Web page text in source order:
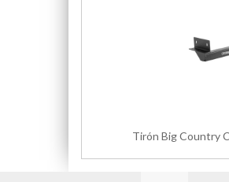
Tirón Big Country